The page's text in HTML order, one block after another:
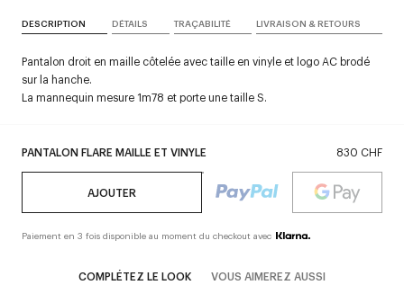
PANTALON FLARE MAILLE ET VINYLE 830 CHF
AJOUTER
Paiement en 3 fois disponible au moment du checkout avec
DESCRIPTION DÉTAILS TRAÇABILITÉ LIVRAISON & RETOURS
Pantalon droit en maille côtelée avec taille en vinyle et logo AC brodé
sur la hanche.
La mannequin mesure 1m78 et porte une taille S.
COMPLÉTEZ LE LOOK VOUS AIMEREZ AUSSI